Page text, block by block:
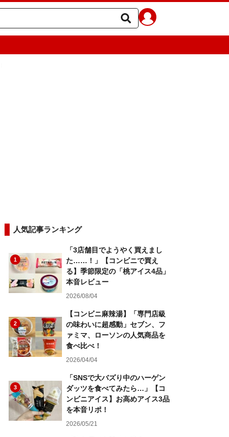
人気記事ランキング
1
「3店舗目でようやく買えまし
た……！」【コンビニで買え
る】季節限定の「桃アイス4品」
本音レビュー
2026/08/04
2
【コンビニ麻辣湯】「専門店級
の味わいに超感動」セブン、フ
ァミマ、ローソンの人気商品を
食べ比べ！
2026/04/04
3
「SNSで大バズり中のハーゲン
ダッツを食べてみたら…」【コ
ンビニアイス】お高めアイス3品
を本音リポ！
2026/05/21